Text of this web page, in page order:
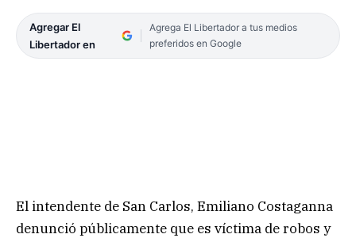
Agregar El
Libertador en
Agrega El Libertador a tus medios
preferidos en Google
El intendente de San Carlos, Emiliano Costaganna
denunció públicamente que es víctima de robos y